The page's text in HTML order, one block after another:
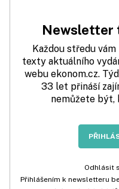
Newsletter
Každou středu
texty aktuálního
webu ekonom.cz.
33 let přináší
nemůžete být,
Odhlásit
Přihlášením k newsletteru